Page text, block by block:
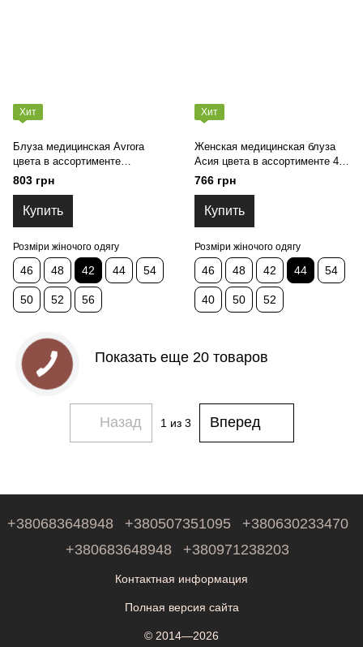
Хит
Блуза медицинская Avrora
цвета в ассортименте
42,44,46,48,50,52,54,56р-р 42,
Мятный (KK-0506/42)
803 грн
Купить
Розміри жіночого одягу
46 48 42 44 54
50 52 56
Хит
Женская медицинская блуза
Асия цвета в ассортименте 44,
Салатовый (KK-0552/44)
766 грн
Купить
Розміри жіночого одягу
46 48 42 44 54
40 50 52
Показать еще 20 товаров
Назад 1 из 3 Вперед
+380683648948 +380507351095
+380630233470
+380683648948
+380971238203
Контактная информация
Полная версия сайта
© 2014—2026